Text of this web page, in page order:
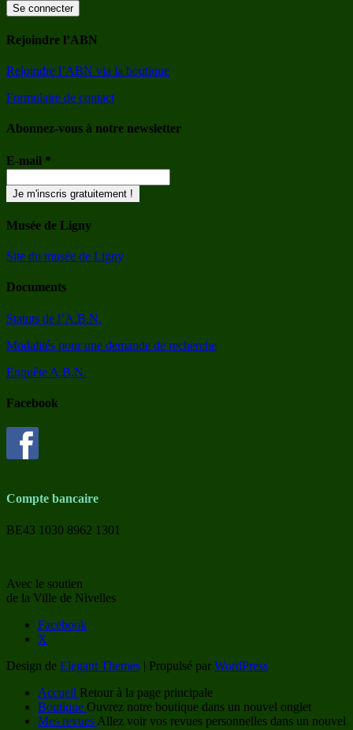
Se connecter
Rejoindre l’ABN
Rejoindre l’ABN via la boutique
Formulaire de contact
Abonnez-vous à notre newsletter
E-mail *
Musée de Ligny
Site du musée de Ligny
Documents
Statuts de l’A.B.N.
Modalités pour une demande de recherche
Enquête A.B.N.
Facebook
Compte bancaire
BE43 1030 8962 1301
Avec le soutien
de la Ville de Nivelles
Facebook
X
Design de Elegant Themes | Propulsé par WordPress
Accueil Retour à la page principale
Boutique Ouvrez notre boutique dans un nouvel onglet
Mes revues Allez voir vos revues personnelles dans un nouvel